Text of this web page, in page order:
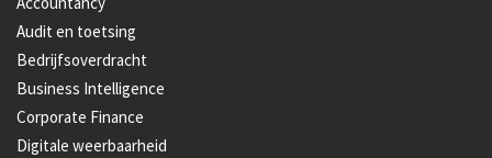
Audit en toetsing
Bedrijfsoverdracht
Business Intelligence
Corporate Finance
Digitale weerbaarheid